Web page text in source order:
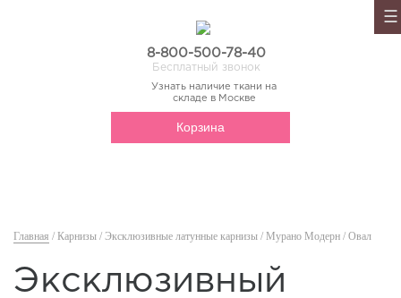
8-800-500-78-40
Бесплатный звонок
Узнать наличие ткани на
складе в Москве
Корзина
Главная / Карнизы / Эксклюзивные латунные карнизы / Мурано Модерн / Овал
Эксклюзивный